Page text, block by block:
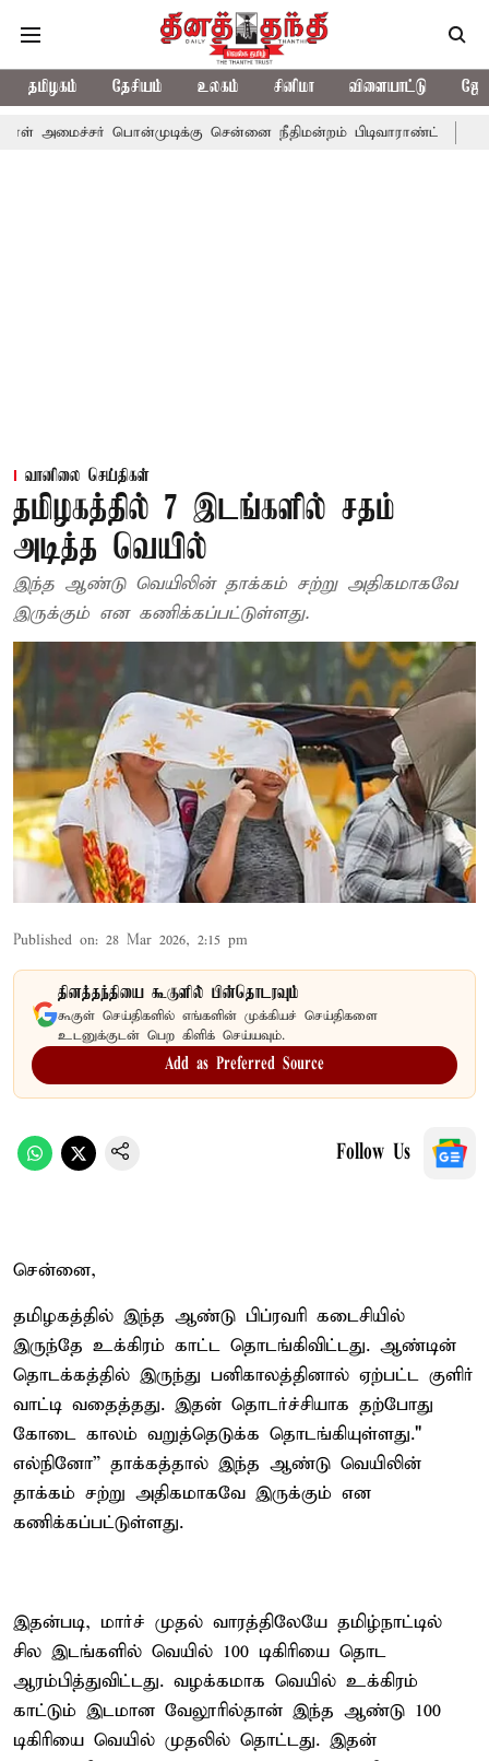
தமிழகம் தேசியம் உலகம் சினிமா விளையாட்டு
பொன்முடிக்கு சென்னை நீதிமன்றம் பிடிவாராண்ட் தொலைநோக்கு
வானிலை செய்திகள்
தமிழகத்தில் 7 இடங்களில் சதம்
அடித்த வெயில்
இந்த ஆண்டு வெயிலின் தாக்கம் சற்று அதிகமாகவே
இருக்கும் என கணிக்கப்பட்டுள்ளது.
Published on: 28 Mar 2026, 2:15 pm
தினத்தந்தியை கூகுளில் பின்தொடரவும்
கூகுள் செய்திகளில் எங்களின் முக்கியச் செய்திகளை
உடனுக்குடன் பெற கிளிக் செய்யவும்.
Add as Preferred Source
Follow Us
சென்னை,
தமிழகத்தில் இந்த ஆண்டு பிப்ரவரி கடைசியில்
இருந்தே உக்கிரம் காட்ட தொடங்கிவிட்டது. ஆண்டின்
தொடக்கத்தில் இருந்து பனிகாலத்தினால் ஏற்பட்ட குளிர்
வாட்டி வதைத்தது. இதன் தொடர்ச்சியாக தற்போது
கோடை காலம் வறுத்தெடுக்க தொடங்கியுள்ளது."
எல்நினோ” தாக்கத்தால் இந்த ஆண்டு வெயிலின்
தாக்கம் சற்று அதிகமாகவே இருக்கும் என
கணிக்கப்பட்டுள்ளது.
இதன்படி, மார்ச் முதல் வாரத்திலேயே தமிழ்நாட்டில்
சில இடங்களில் வெயில் 100 டிகிரியை தொட
ஆரம்பித்துவிட்டது. வழக்கமாக வெயில் உக்கிரம்
காட்டும் இடமான வேலூரில்தான் இந்த ஆண்டு 100
டிகிரியை வெயில் முதலில் தொட்டது. இதன்